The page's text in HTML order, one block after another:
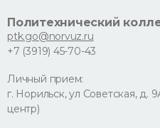
Политехнический
ptk.go@norvuz.ru
+7 (3919) 45-70-43
Личный прием:
г. Норильск, ул Советская,
центр)